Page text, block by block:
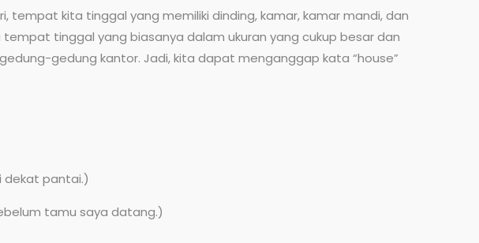
tempat kita tinggal yang memiliki dinding, kamar, kamar mandi, dan
tinggal yang biasanya dalam ukuran yang cukup besar dan
gedung kantor. Jadi, kita dapat menganggap kata “house”
dekat pantai.)
tamu saya datang.)